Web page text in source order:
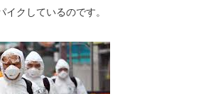
クしているのです。